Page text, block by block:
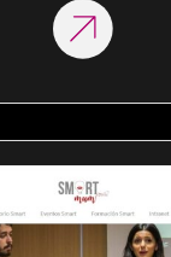
importante que
mundo de los
se haya hecho
24boxrent